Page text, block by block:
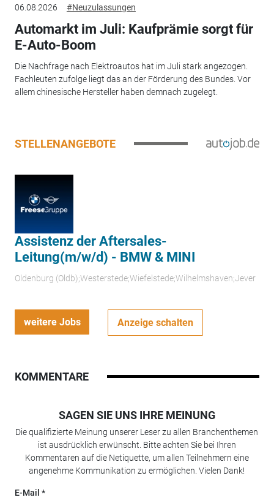
06.08.2026 #Neuzulassungen
Automarkt im Juli: Kaufprämie sorgt für
E-Auto-Boom
Die Nachfrage nach Elektroautos hat im Juli stark angezogen.
Fachleuten zufolge liegt das an der Förderung des Bundes. Vor
allem chinesische Hersteller haben demnach zugelegt.
STELLENANGEBOTE
Assistenz der Aftersales-
Leitung(m/w/d) - BMW & MINI
Oldenburg (Oldb);Westerstede;Wiefelstede;Wilhelmshaven;Jever
weitere Jobs Anzeige schalten
KOMMENTARE
SAGEN SIE UNS IHRE MEINUNG
Die qualifizierte Meinung unserer Leser zu allen Branchenthemen
ist ausdrücklich erwünscht. Bitte achten Sie bei Ihren
Kommentaren auf die Netiquette, um allen Teilnehmern eine
angenehme Kommunikation zu ermöglichen. Vielen Dank!
E-Mail